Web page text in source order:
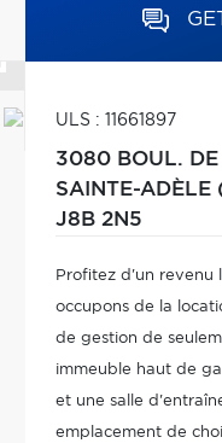
ULS : 11661897
3080 BOUL. DE
SAINTE-ADÈLE
J8B 2N5
Profitez d'un revenu
occupons de la
de gestion de
immeuble haut de
et une salle
emplacement de